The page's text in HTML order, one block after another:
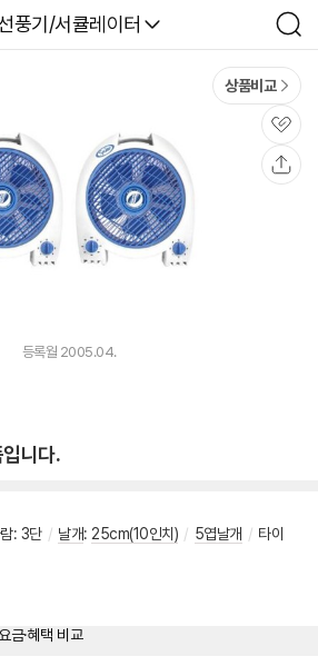
나와
풍기/서큘레이터
검
색
상품비교
관
심
등록월 2005.04.
니다.
: 3단 / 날개: 25cm(10인치) / 5엽날개 / 타이